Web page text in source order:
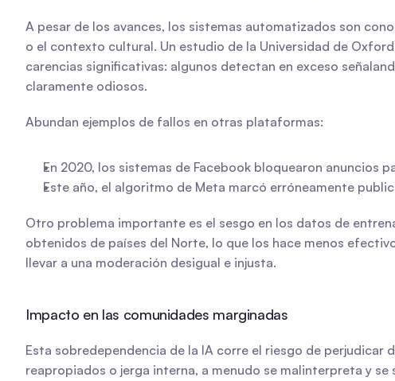
A pesar de los avances, los sistemas automatizados son
o el contexto cultural. Un estudio de la Universidad de
carencias significativas: algunos detectan en exceso
claramente odiosos.
Abundan ejemplos de fallos en otras plataformas:
En 2020, los sistemas de Facebook bloquearon anuncios
Este año, el algoritmo de Meta marcó erróneamente
Otro problema importante es el sesgo en los datos de
obtenidos de países del Norte, lo que los hace menos
llevar a una moderación desigual e injusta.
Impacto en las comunidades marginadas
Esta sobredependencia de la IA corre el riesgo de
reapropiados o jerga interna, a menudo se malinterpreta y